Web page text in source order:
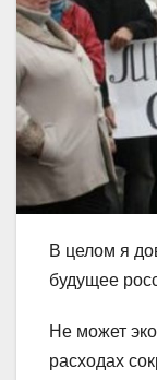
В целом я
будущее
Не может
расходах